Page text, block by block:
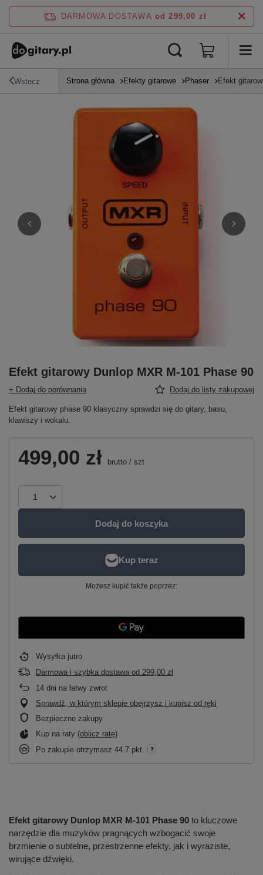
DARMOWA DOSTAWA od 299,00 zł
Wstecz Strona główna Efekty gitarowe Phaser Efekt
Efekt gitarowy Dunlop MXR M-101 Phase 90
+ Dodaj do porównania Dodaj do listy zakupowej
Efekt gitarowy phase 90 klasyczny sprawdzi się do gitary, basu,
klawiszy i wokalu.
499,00 zł brutto / szt
Dodaj do koszyka
Możesz kupić także poprzez:
Wysyłka jutro
Darmowa i szybka dostawa od 299,00 zł
14 dni na łatwy zwrot
Sprawdź, w którym sklepie obejrzysz i kupisz od ręki
Bezpieczne zakupy
Kup na raty (oblicz ratę)
Po zakupie otrzymasz 44.7 pkt.
Efekt gitarowy Dunlop MXR M-101 Phase 90 to kluczowe
narzędzie dla muzyków pragnących wzbogacić swoje
brzmienie o subtelne, przestrzenne efekty, jak i wyraziste,
wirujące dźwięki.